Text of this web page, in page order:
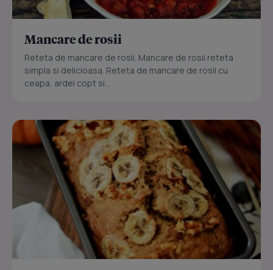
Mancare de rosii
Reteta de mancare de rosii. Mancare de rosii reteta
simpla si delicioasa. Reteta de mancare de rosii cu
ceapa, ardei copt si...